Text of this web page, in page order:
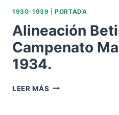
1930-1939 |PORTADA
Alineación
Campenato
1934.
LEER MÁS ALINEACIÓN